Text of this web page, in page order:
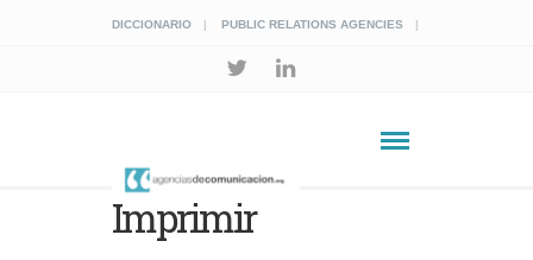
DICCIONARIO PUBLIC RELATIONS AGENCIES
Imprimir